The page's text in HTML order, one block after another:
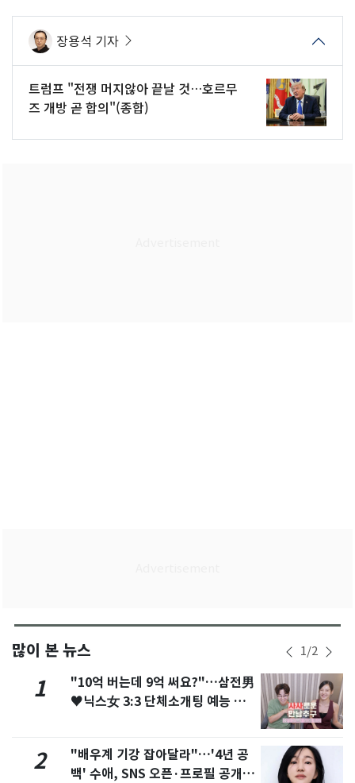
장용석 기자
트럼프 "전쟁 머지않아 끝날 것…호르무
즈 개방 곧 합의"(종합)
많이 본 뉴스 1/2
1
"10억 버는데 9억 써요?"…삼전男
♥닉스女 3:3 단체소개팅 예능 화
2
"배우계 기강 잡아달라"…'4년 공
백' 수애, SNS 오픈·프로필 공개